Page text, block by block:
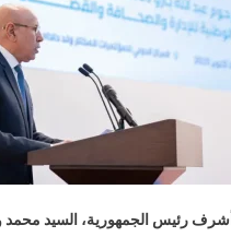
أشرف رئيس الجمهورية، السيد محمد